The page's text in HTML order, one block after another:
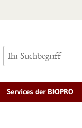
Services der BIOPRO